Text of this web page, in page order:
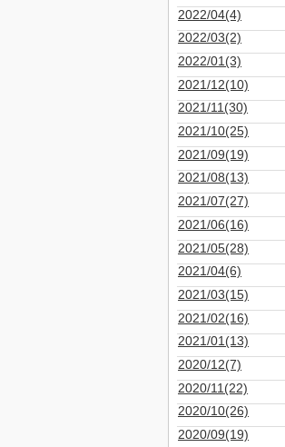
2022/04(4)
2022/03(2)
2022/01(3)
2021/12(10)
2021/11(30)
2021/10(25)
2021/09(19)
2021/08(13)
2021/07(27)
2021/06(16)
2021/05(28)
2021/04(6)
2021/03(15)
2021/02(16)
2021/01(13)
2020/12(7)
2020/11(22)
2020/10(26)
2020/09(19)